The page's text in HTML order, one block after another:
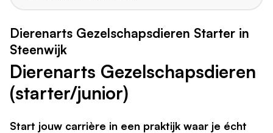
Dierenarts Gezelschapsdieren Starter in
Steenwijk
Dierenarts Gezelschapsdieren
(starter/junior)
Start jouw carrière in een praktijk waar je écht